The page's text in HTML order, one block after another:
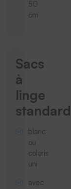
50
cm
Sacs
à
linge
standard
blanc
ou
coloris
uni
avec